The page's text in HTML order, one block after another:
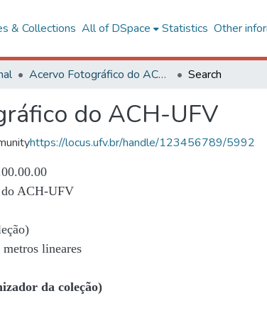
& Collections All of DSpace Statistics Other
Acervo Fotográfico do ACH-UFV Search
do ACH-UFV
https://locus.ufv.br/handle/123456789/5992
ACH-UFV
lineares
da coleção)